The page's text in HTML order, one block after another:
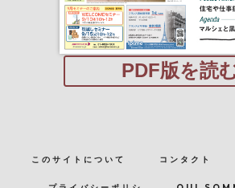
PDF版を読
このサイトについて コンタクト